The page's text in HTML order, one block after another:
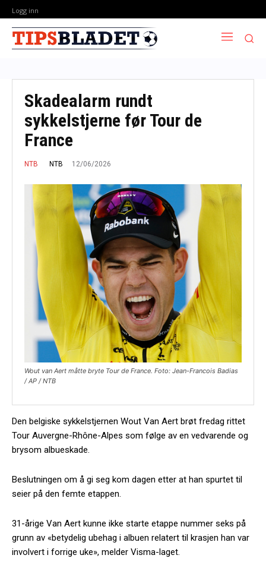
Logg inn
Skadealarm rundt
sykkelstjerne før Tour de
France
NTB NTB 12/06/2026
Wout van Aert måtte bryte Tour de France. Foto: Jean-Francois Badias
/ AP / NTB
Den belgiske sykkelstjernen Wout Van Aert brøt fredag rittet
Tour Auvergne-Rhône-Alpes som følge av en vedvarende og
brysom albueskade.
Beslutningen om å gi seg kom dagen etter at han spurtet til
seier på den femte etappen.
31-årige Van Aert kunne ikke starte etappe nummer seks på
grunn av «betydelig ubehag i albuen relatert til krasjen han var
involvert i forrige uke», melder Visma-laget.